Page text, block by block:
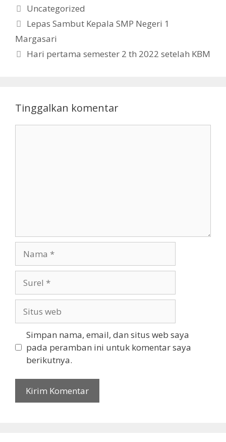
Kategori
Uncategorized
Lepas Sambut Kepala SMP Negeri 1
Margasari
Hari pertama semester 2 th 2022 setelah KBM
Tinggalkan komentar
web
Simpan nama, email, dan situs web saya
pada peramban ini untuk komentar saya
berikutnya.